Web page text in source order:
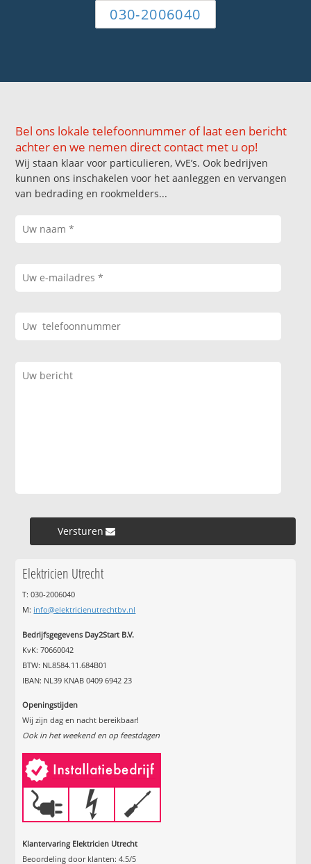
030-2006040
Bel ons lokale telefoonnummer of laat een bericht
achter en we nemen direct contact met u op!
Wij staan klaar voor particulieren, VvE’s. Ook bedrijven
kunnen ons inschakelen voor het aanleggen en vervangen
van bedrading en rookmelders...
Versturen »
Elektricien Utrecht
T: 030-2006040
M: info@elektricienutrechtbv.nl
Bedrijfsgegevens Day2Start B.V.
KvK: 70660042
BTW: NL8584.11.684B01
IBAN: NL39 KNAB 0409 6942 23
Openingstijden
Wij zijn dag en nacht bereikbaar!
Ook in het weekend en op feestdagen
Klantervaring Elektricien Utrecht
Beoordeling door klanten:4.5/5